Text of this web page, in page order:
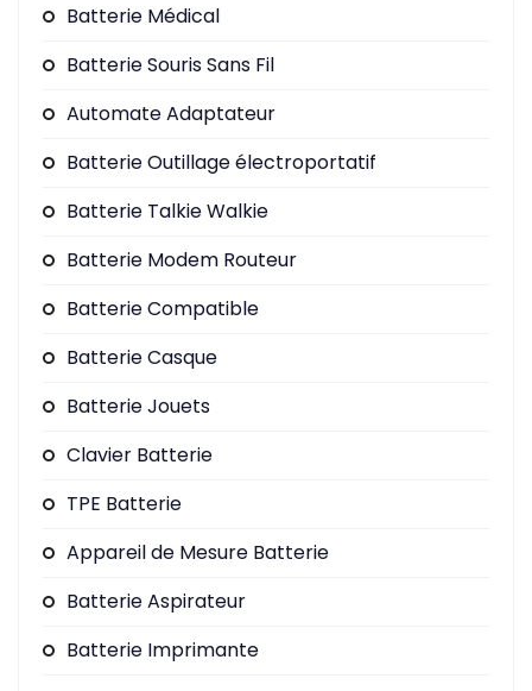
Batterie Médical
Batterie Souris Sans Fil
Automate Adaptateur
Batterie Outillage électroportatif
Batterie Talkie Walkie
Batterie Modem Routeur
Batterie Compatible
Batterie Casque
Batterie Jouets
Clavier Batterie
TPE Batterie
Appareil de Mesure Batterie
Batterie Aspirateur
Batterie Imprimante